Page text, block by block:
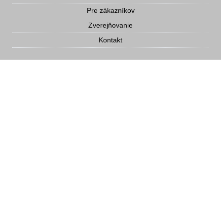
Pre zákazníkov
Zverejňovanie
Kontakt